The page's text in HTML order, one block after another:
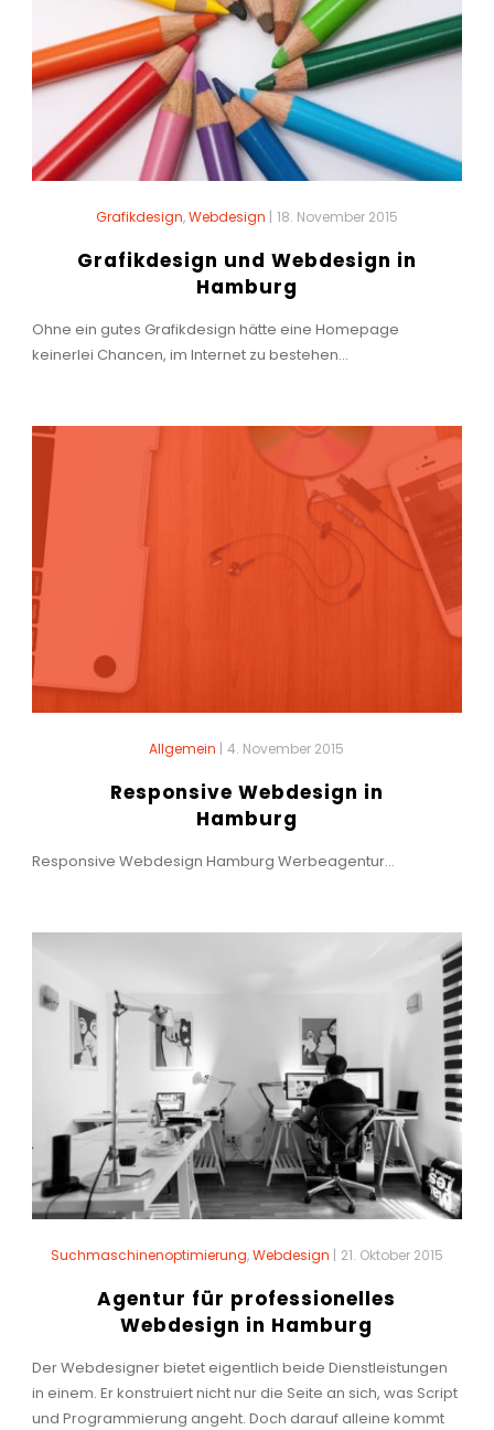
Grafikdesign,Webdesign | 18. November 2015
Grafikdesign und Webdesign in
Hamburg
Ohne ein gutes Grafikdesign hätte eine Homepage
keinerlei Chancen, im Internet zu bestehen...
Allgemein | 4. November 2015
Responsive Webdesign in
Hamburg
Responsive Webdesign Hamburg Werbeagentur...
Suchmaschinenoptimierung,Webdesign | 21. Oktober 2015
Agentur für professionelles
Webdesign in Hamburg
Der Webdesigner bietet eigentlich beide Dienstleistungen
in einem. Er konstruiert nicht nur die Seite an sich, was Script
und Programmierung angeht. Doch darauf alleine kommt